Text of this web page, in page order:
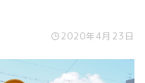
2020年4月23日